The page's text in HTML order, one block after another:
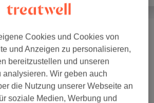
Styling (3) ab 13 €
ab 6 €
Cookies und Cookies von
und Anzeigen zu personalisieren,
bereitzustellen und unseren
analysieren. Wir geben auch
die Nutzung unserer Webseite an
soziale Medien, Werbung und